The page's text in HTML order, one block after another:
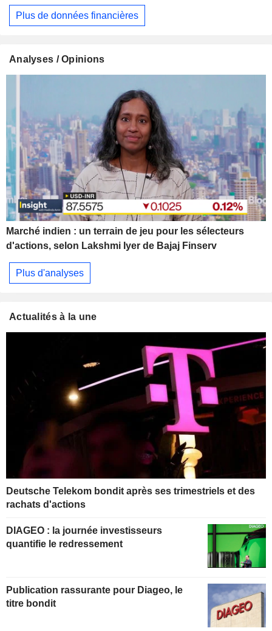
Plus de données financières
Analyses / Opinions
Marché indien : un terrain de jeu pour les sélecteurs
d'actions, selon Lakshmi Iyer de Bajaj Finserv
Plus d'analyses
Actualités à la une
Deutsche Telekom bondit après ses trimestriels et des
rachats d'actions
DIAGEO : la journée investisseurs
quantifie le redressement
Publication rassurante pour Diageo, le
titre bondit